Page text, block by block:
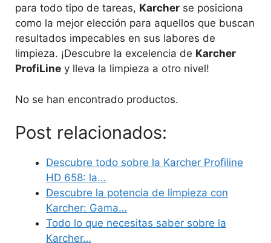
para todo tipo de tareas, Karcher se posiciona
como la mejor elección para aquellos que buscan
resultados impecables en sus labores de
limpieza. ¡Descubre la excelencia de Karcher
ProfiLine y lleva la limpieza a otro nivel!
No se han encontrado productos.
Post relacionados:
Descubre todo sobre la Karcher Profiline
HD 658: la…
Descubre la potencia de limpieza con
Karcher: Gama…
Todo lo que necesitas saber sobre la
Karcher…